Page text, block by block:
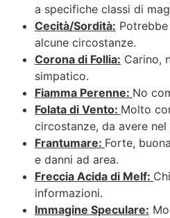
a specifiche classi di
Cecità/Sordità:
alcune circostanze.
Corona di Follia: Carino,
simpatico.
Fiamma Perenne: No
Folata di Vento: Molto
circostanze, da avere
Frantumare: Forte,
e danni ad area.
Freccia Acida di Melf:
informazioni.
Immagine Speculare: